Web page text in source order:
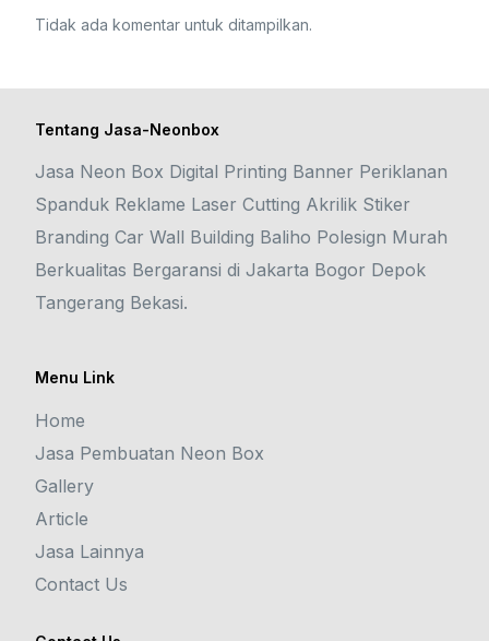
Tidak ada komentar untuk ditampilkan.
Tentang Jasa-Neonbox
Jasa Neon Box Digital Printing Banner Periklanan
Spanduk Reklame Laser Cutting Akrilik Stiker
Branding Car Wall Building Baliho Polesign Murah
Berkualitas Bergaransi di Jakarta Bogor Depok
Tangerang Bekasi.
Menu Link
Home
Jasa Pembuatan Neon Box
Gallery
Article
Jasa Lainnya
Contact Us